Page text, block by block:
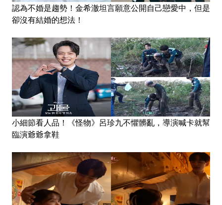
認為不婚是趨勢！金希澈坦言願意公開自己戀愛中，但是
卻沒有結婚的想法！
小細節看人品！《怪物》呂珍九不懼髒亂，導演喊卡就幫
臨演爺爺拿鞋